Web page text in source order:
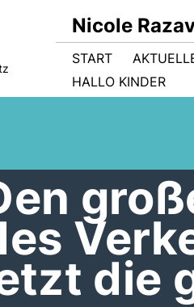
Nicole
START
HALLO KINDER
die